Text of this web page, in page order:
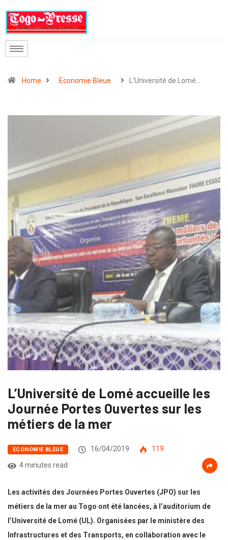
Home Economie Bleue L’Université de Lomé…
L’Université de Lomé accueille les
Journée Portes Ouvertes sur les
métiers de la mer
ECONOMIE BLEUE 16/04/2019
119
4 minutes read
Les activités des Journées Portes Ouvertes (JPO) sur les
métiers de la mer au Togo ont été lancées, à l’auditorium de
l’Université de Lomé (UL). Organisées par le ministère des
Infrastructures et des Transports, en collaboration avec le